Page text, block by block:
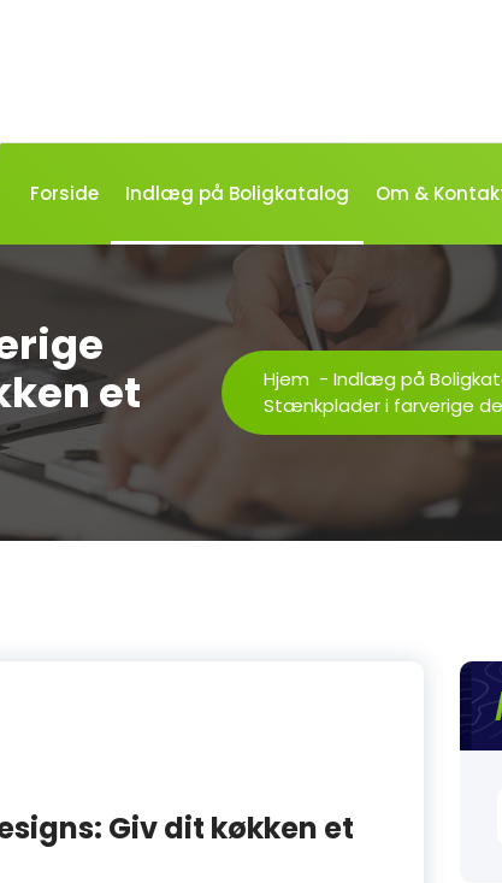
Forside Indlæg på Boligkatalog Om &
et
Hjem - Indlæg på
Stænkplader i farverige
Giv dit køkken et